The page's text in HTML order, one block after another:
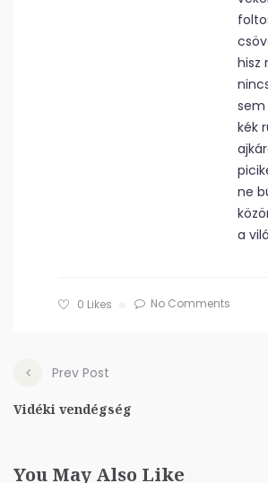
hisz
kék
ne
a
0 Likes No Comments
Prev Post
Vidéki vendégség
You May Also Like